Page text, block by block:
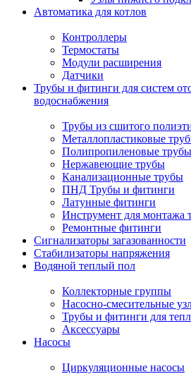
Автоматика для котлов
Контроллеры
Термостаты
Модули расширения
Датчики
Трубы и фитинги для систем
водоснабжения
Трубы из сшитого
Металлопластиковые
Полипропиленовые трубы
Нержавеющие трубы
Канализационные трубы
ПНД Трубы и фитинги
Латунные фитинги
Инструмент для монтажа
Ремонтные фитинги
Сигнализаторы загазованности
Стабилизаторы напряжения
Водяной теплый пол
Коллекторные группы
Насосно-смесительные
Трубы и фитинги для
Аксессуары
Насосы
Циркуляционные насосы